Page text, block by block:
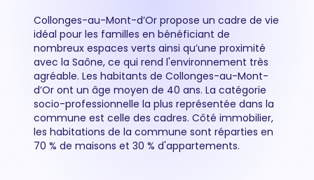
Collonges-au-Mont-d’Or propose un cadre de vie
idéal pour les familles en bénéficiant de
nombreux espaces verts ainsi qu’une proximité
avec la Saône, ce qui rend l'environnement très
agréable. Les habitants de Collonges-au-Mont-
d’Or ont un âge moyen de 40 ans. La catégorie
socio-professionnelle la plus représentée dans la
commune est celle des cadres. Côté immobilier,
les habitations de la commune sont réparties en
70 % de maisons et 30 % d'appartements.